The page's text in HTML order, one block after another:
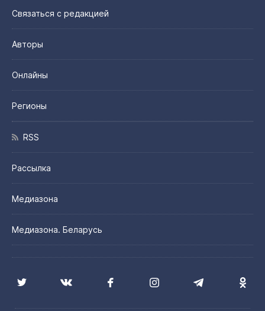
Связаться с редакцией
Авторы
Онлайны
Регионы
RSS
Рассылка
Медиазона
Медиазона. Беларусь